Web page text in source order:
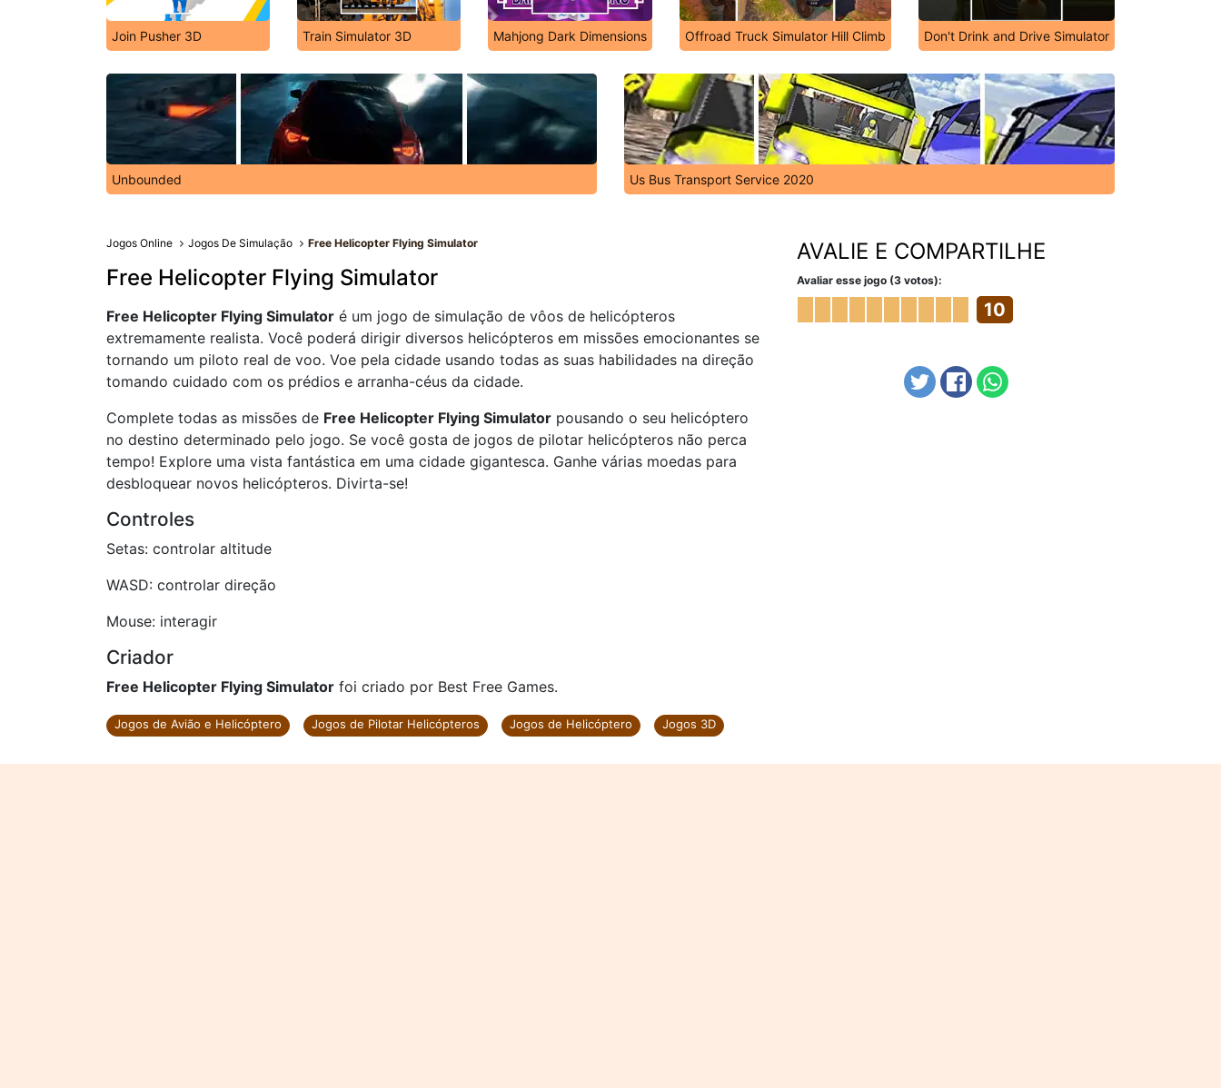
Join Pusher 3D Train Simulator 3D Mahjong Dark Dimensions Offroad Truck Simulator Hill Climb Don't Drink and Drive Simulator
Unbounded Us Bus Transport Service 2020
Jogos Online Jogos De Simulação Free Helicopter Flying Simulator
Free Helicopter Flying Simulator
Free Helicopter Flying Simulator é um jogo de simulação de vôos de helicópteros
extremamente realista. Você poderá dirigir diversos helicópteros em missões emocionantes se
tornando um piloto real de voo. Voe pela cidade usando todas as suas habilidades na direção
tomando cuidado com os prédios e arranha-céus da cidade.
Complete todas as missões de Free Helicopter Flying Simulator pousando o seu helicóptero
no destino determinado pelo jogo. Se você gosta de jogos de pilotar helicópteros não perca
tempo! Explore uma vista fantástica em uma cidade gigantesca. Ganhe várias moedas para
desbloquear novos helicópteros. Divirta-se!
Controles
Setas: controlar altitude
WASD: controlar direção
Mouse: interagir
Criador
Free Helicopter Flying Simulator foi criado por Best Free Games.
Jogos de Avião e Helicóptero Jogos de Pilotar Helicópteros Jogos de Helicóptero Jogos 3D
AVALIE E COMPARTILHE
Avaliar esse jogo (3 votos):
10